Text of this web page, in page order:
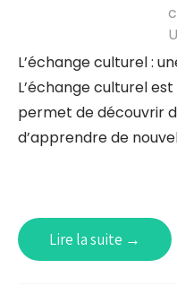
L’échange culturel :
L’échange culturel
permet de découvrir
d’apprendre de
Lire la suite →